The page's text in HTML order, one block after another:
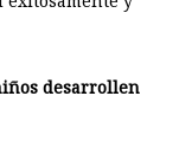
desarrollen